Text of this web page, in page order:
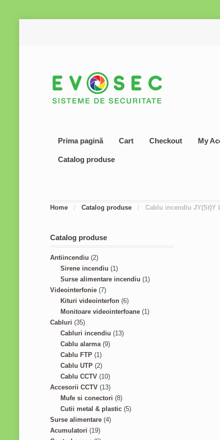
Prima pagină Cart Checkout My
Catalog produse
Home / Catalog produse / Cablu incendiu JY(St)Y
Catalog produse
Antiincendiu 22
p
r
o
d
u
t
s
Sirene incendiu 11
p
o
d
c
Surse alimentare incendiu 11
o
Videointerfonie 77
p
r
d
u
s
Kituri videointerfon 66
p
Monitoare videointerfoane 11
Cabluri 353
5
p
r
o
d
u
c
t
s
Cabluri incendiu 131
u
c
Cablu alarma 99
o
d
u
c
t
Cablu FTP 11
p
r
o
d
u
c
t
Cablu UTP 22
p
r
o
d
u
c
Cablu CCTV 101
0
p
r
o
Accesorii CCTV 131
3
p
r
Mufe si conectori 88
p
Cutii metal & plastic 55
Surse alimentare 44
Acumulatori 191